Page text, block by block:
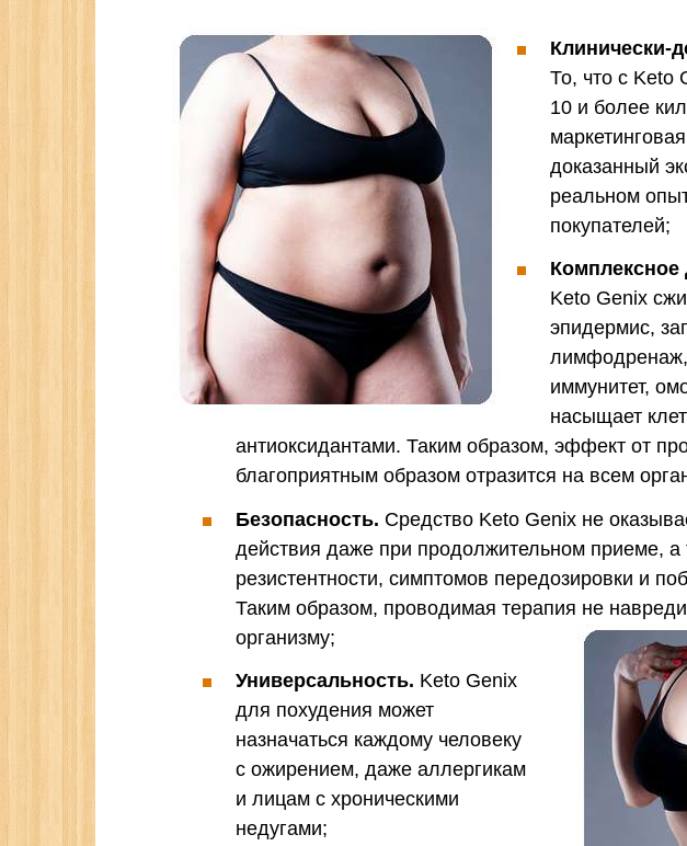
Клинически-
То, что с Keto
10 и более
доказанный
реальном
покупателей;
Комплексное
Keto Genix
эпидермис,
лимфодренаж,
иммунитет,
насыщает
антиоксидантами. Таким образом, эффект от
благоприятным образом отразится на всем
Безопасность. Средство Keto Genix не
действия даже при продолжительном приеме, а
резистентности, симптомов передозировки и
Таким образом, проводимая терапия не
организму;
Универсальность. Keto Genix
для похудения может
назначаться каждому человеку
с ожирением, даже аллергикам
и лицам с хроническими
недугами;